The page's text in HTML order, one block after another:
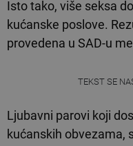
Isto tako, više seksa
kućanske poslove.
provedena u SAD-u
TEKST SE
Ljubavni parovi koji
kućanskih obvezama,